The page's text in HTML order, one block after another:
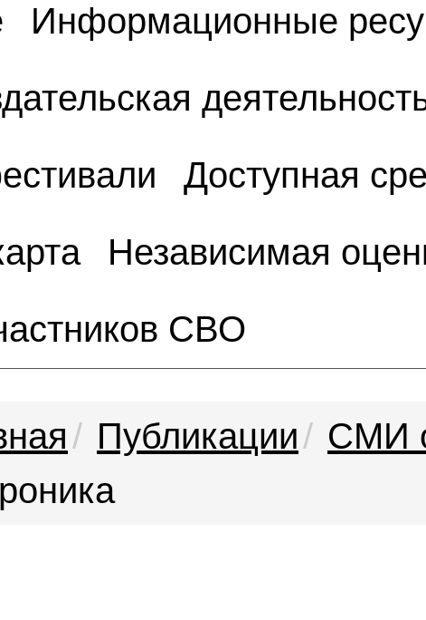
Информационные
Доступная
Независимая
СВО
Публикации
СМИ